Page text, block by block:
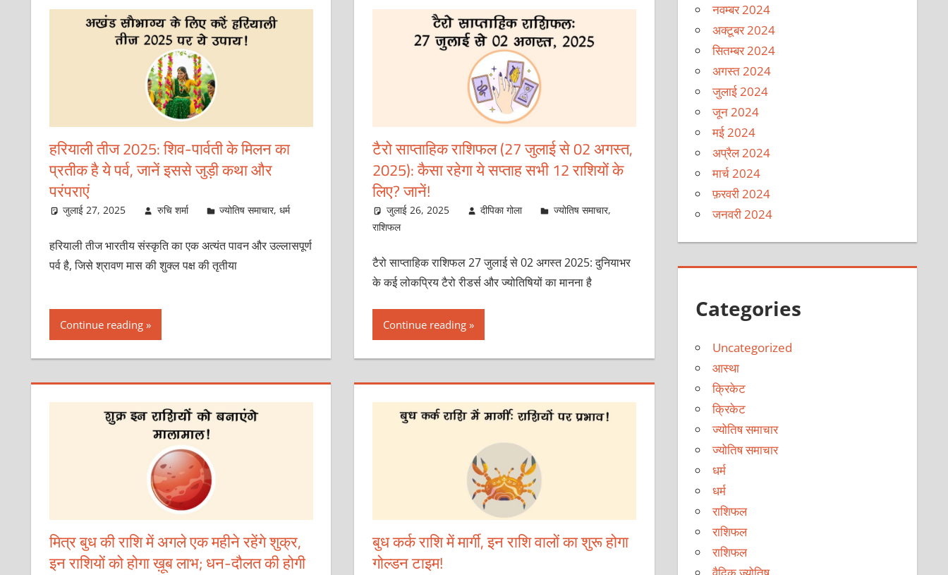
हरियाली तीज 2025: शिव-पार्वती के मिलन का
प्रतीक है ये पर्व, जानें इससे जुड़ी कथा और
परंपराएं
जुलाई 27, 2025 रुचि शर्मा ज्योतिष समाचार,धर्म
हरियाली तीज भारतीय संस्कृति का एक अत्यंत पावन और उल्लासपूर्ण
पर्व है, जिसे श्रावण मास की शुक्ल पक्ष की तृतीया
Continue reading
टैरो साप्ताहिक राशिफल (27 जुलाई से 02 अगस्त,
2025): कैसा रहेगा ये सप्ताह सभी 12 राशियों के
लिए? जानें!
जुलाई 26, 2025 दीपिका गोला ज्योतिष समाचार,
राशिफल
टैरो साप्ताहिक राशिफल 27 जुलाई से 02 अगस्त 2025: दुनियाभर
के कई लोकप्रिय टैरो रीडर्स और ज्योतिषियों का मानना है
Continue reading
मित्र बुध की राशि में अगले एक महीने रहेंगे शुक्र,
इन राशियों को होगा ख़ूब लाभ; धन-दौलत की होगी
बुध कर्क राशि में मार्गी, इन राशि वालों का शुरू होगा
गोल्‍डन टाइम!
नवम्बर 2024
अक्टूबर 2024
सितम्बर 2024
अगस्त 2024
जुलाई 2024
जून 2024
मई 2024
अप्रैल 2024
मार्च 2024
फ़रवरी 2024
जनवरी 2024
Categories
Uncategorized
आस्था
क्रिकेट
क्रिकेट
ज्योतिष समाचार
ज्योतिष समाचार
धर्म
धर्म
राशिफल
राशिफल
राशिफल